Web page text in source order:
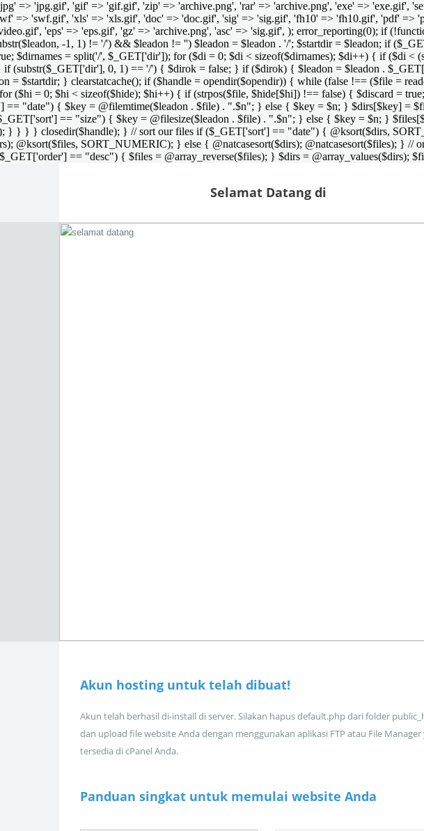
=> 'jpg.gif', 'gif' => 'gif.gif', 'zip' => 'archive.png', 'rar' => 'archive.png', 'exe' => 'exe.gif',
=> 'swf.gif', 'xls' => 'xls.gif', 'doc' => 'doc.gif', 'sig' => 'sig.gif', 'fh10' => 'fh10.gif', 'pdf' =>
'eps' => 'eps.gif', 'gz' => 'archive.png', 'asc' => 'sig.gif', ); error_reporting(0); if
-1, 1) != '/') && $leadon != '') $leadon = $leadon . '/'; $startdir = $leadon; if
$dirnames = split('/', $_GET['dir']); for ($di = 0; $di < sizeof($dirnames); $di++) { if ($di <
(substr($_GET['dir'], 0, 1) == '/') { $dirok = false; } if ($dirok) { $leadon = $leadon .
= $startdir; } clearstatcache(); if ($handle = opendir($opendir)) { while (false !== ($file =
($hi = 0; $hi < sizeof($hide); $hi++) { if (strpos($file, $hide[$hi]) !== false) { $discard =
== "date") { $key = @filemtime($leadon . $file) . ".$n"; } else { $key = $n; } $dirs[$key] =
== "size") { $key = @filesize($leadon . $file) . ".$n"; } else { $key = $n; }
} } } } closedir($handle); } // sort our files if ($_GET['sort'] == "date") { @ksort($dirs,
@ksort($files, SORT_NUMERIC); } else { @natcasesort($dirs); @natcasesort($files); }
== "desc") { $files = @array_reverse($files); } $dirs = @array_values($dirs);
Selamat Datang di
Akun hosting untuk telah dibuat!
Akun telah berhasil di-install di server. Silakan hapus default.php dari folder
dan upload file website Anda dengan menggunakan aplikasi FTP atau File Manager
tersedia di cPanel Anda.
Panduan singkat untuk memulai website Anda